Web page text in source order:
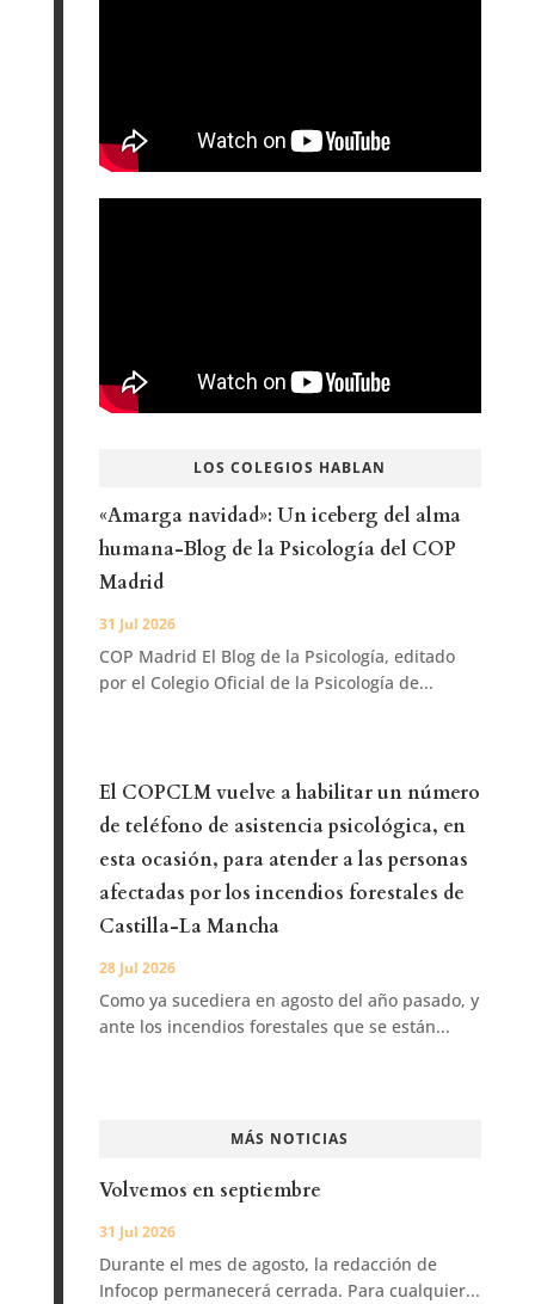
LOS COLEGIOS HABLAN
«Amarga navidad»: Un iceberg del alma
humana-Blog de la Psicología del COP
Madrid
31 Jul 2026
COP Madrid El Blog de la Psicología, editado
por el Colegio Oficial de la Psicología de...
El COPCLM vuelve a habilitar un número
de teléfono de asistencia psicológica, en
esta ocasión, para atender a las personas
afectadas por los incendios forestales de
Castilla-La Mancha
28 Jul 2026
Como ya sucediera en agosto del año pasado, y
ante los incendios forestales que se están...
MÁS NOTICIAS
Volvemos en septiembre
31 Jul 2026
Durante el mes de agosto, la redacción de
Infocop permanecerá cerrada. Para cualquier...